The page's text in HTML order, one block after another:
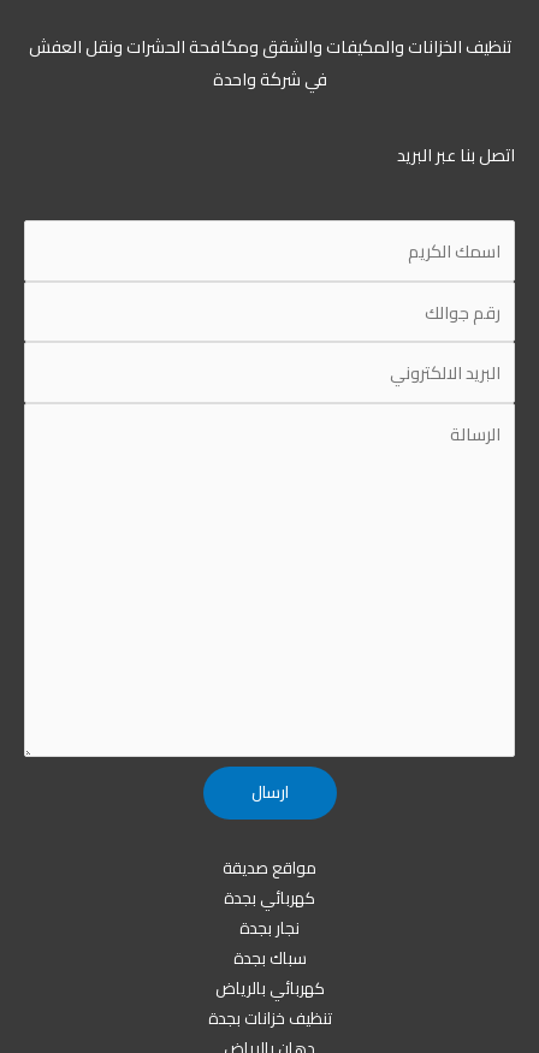
تنظيف الخزانات والمكيفات والشقق ومكافحة الحشرات ونقل العفش
في شركة واحدة
اتصل بنا عبر البريد
مواقع صديقة
كهربائي بجدة
نجار بجدة
سباك بجدة
كهربائي بالرياض
تنظيف خزانات بجدة